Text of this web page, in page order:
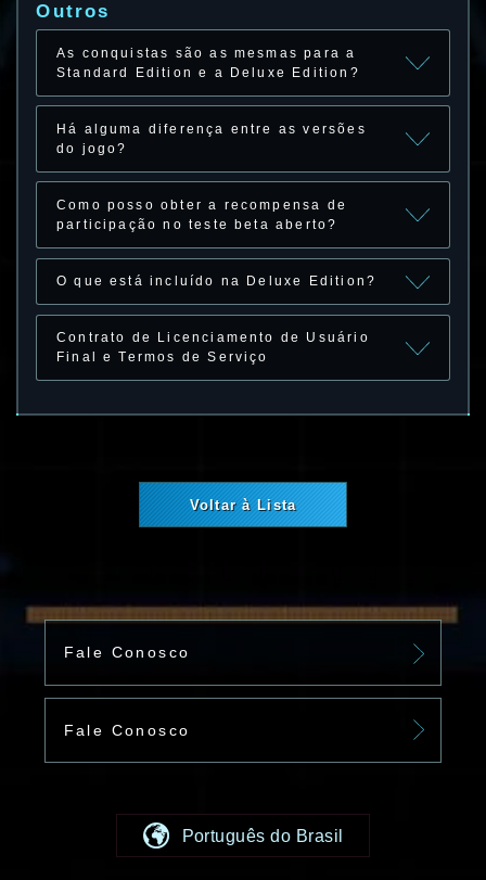
Outros
As conquistas são as mesmas para a
Standard Edition e a Deluxe Edition?
Há alguma diferença entre as versões
do jogo?
Como posso obter a recompensa de
participação no teste beta aberto?
O que está incluído na Deluxe Edition?
Contrato de Licenciamento de Usuário
Final e Termos de Serviço
Voltar à Lista
Fale Conosco
Fale Conosco
Português do Brasil